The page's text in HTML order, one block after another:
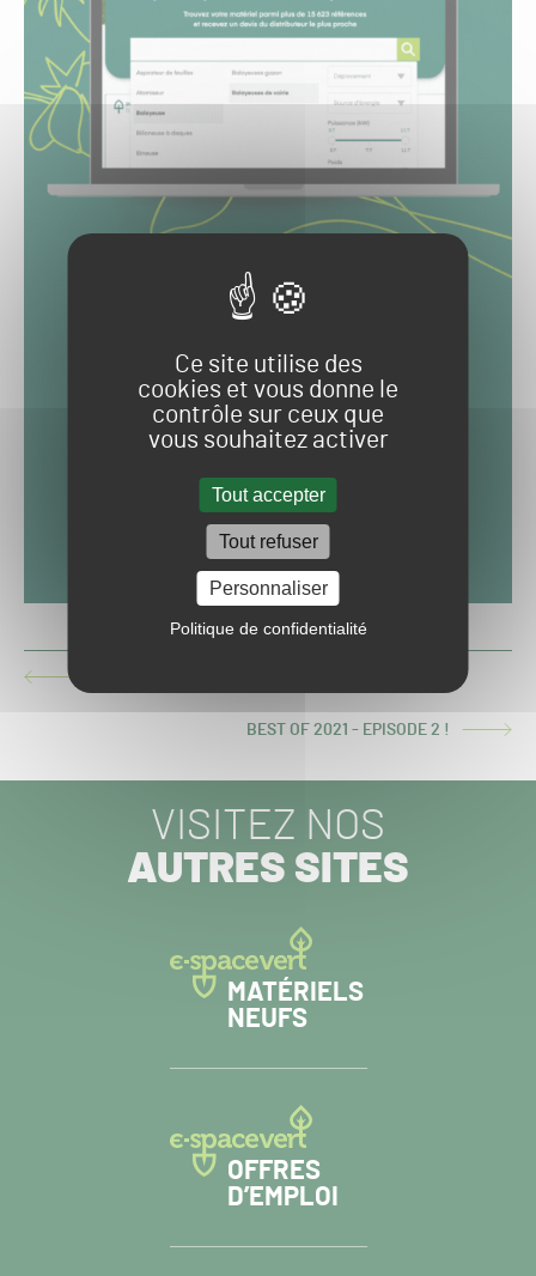
Ce site utilise des
cookies et vous donne le
contrôle sur ceux que
vous souhaitez activer
Tout accepter
Tout refuser
Personnaliser
Politique de confidentialité
ARTICLE
ARTICLE
BEST OF 2021 - EPISODE 2 !
VISITEZ NOS
AUTRES SITES
MATÉRIELS
NEUFS
OFFRES
D’EMPLOI